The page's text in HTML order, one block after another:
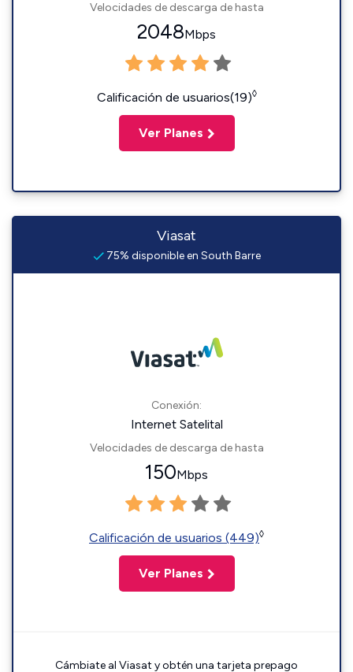
Velocidades de descarga de hasta
2048Mbps
Calificación de usuarios(19)◊
Ver Planes
Viasat
75% disponible en South Barre
Conexión:
Internet Satelital
Velocidades de descarga de hasta
150Mbps
Calificación de usuarios (449)◊
Ver Planes
Cámbiate al Viasat y obtén una tarjeta prepago